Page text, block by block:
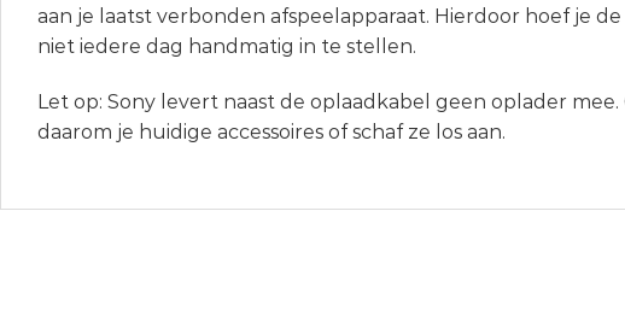
aan je laatst verbonden afspeelapparaat. Hierdoor hoef je
niet iedere dag handmatig in te stellen.
Let op: Sony levert naast de oplaadkabel geen oplader
daarom je huidige accessoires of schaf ze los aan.